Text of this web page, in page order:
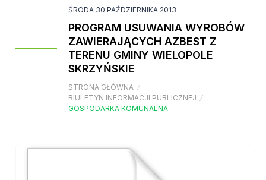
ŚRODA 30 PAŹDZIERNIKA 2013
PROGRAM USUWANIA WYROBÓW
ZAWIERAJĄCYCH AZBEST Z
TERENU GMINY WIELOPOLE
SKRZYŃSKIE
STRONA GŁÓWNA /
BIULETYN INFORMACJI PUBLICZNEJ /
GOSPODARKA KOMUNALNA